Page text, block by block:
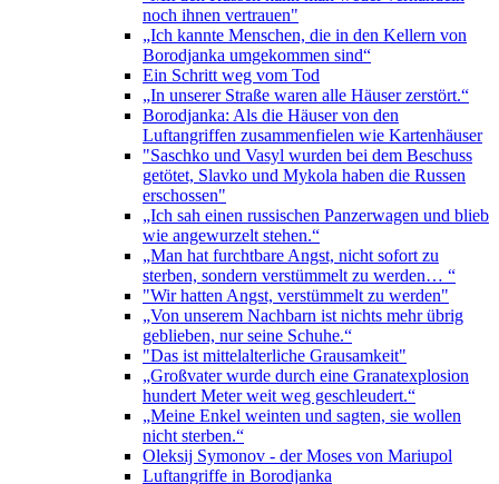
noch ihnen vertrauen"
„Ich kannte Menschen, die in den Kellern von
Borodjanka umgekommen sind“
Ein Schritt weg vom Tod
„In unserer Straße waren alle Häuser zerstört.“
Borodjanka: Als die Häuser von den
Luftangriffen zusammenfielen wie Kartenhäuser
"Saschko und Vasyl wurden bei dem Beschuss
getötet, Slavko und Mykola haben die Russen
erschossen"
„Ich sah einen russischen Panzerwagen und blieb
wie angewurzelt stehen.“
„Man hat furchtbare Angst, nicht sofort zu
sterben, sondern verstümmelt zu werden… “
"Wir hatten Angst, verstümmelt zu werden"
„Von unserem Nachbarn ist nichts mehr übrig
geblieben, nur seine Schuhe.“
"Das ist mittelalterliche Grausamkeit"
„Großvater wurde durch eine Granatexplosion
hundert Meter weit weg geschleudert.“
„Meine Enkel weinten und sagten, sie wollen
nicht sterben.“
Oleksij Symonov - der Moses von Mariupol
Luftangriffe in Borodjanka